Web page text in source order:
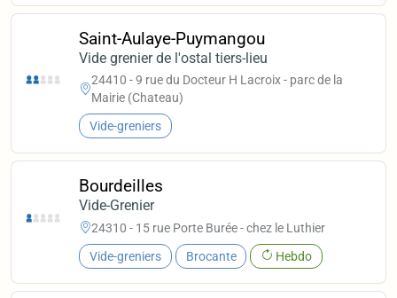
Saint-Aulaye-Puymangou
Vide grenier de l'ostal tiers-lieu
24410 - 9 rue du Docteur H Lacroix - parc de la
Mairie (Chateau)
Vide-greniers
Bourdeilles
Vide-Grenier
24310 - 15 rue Porte Burée - chez le Luthier
Vide-greniers Brocante Hebdo